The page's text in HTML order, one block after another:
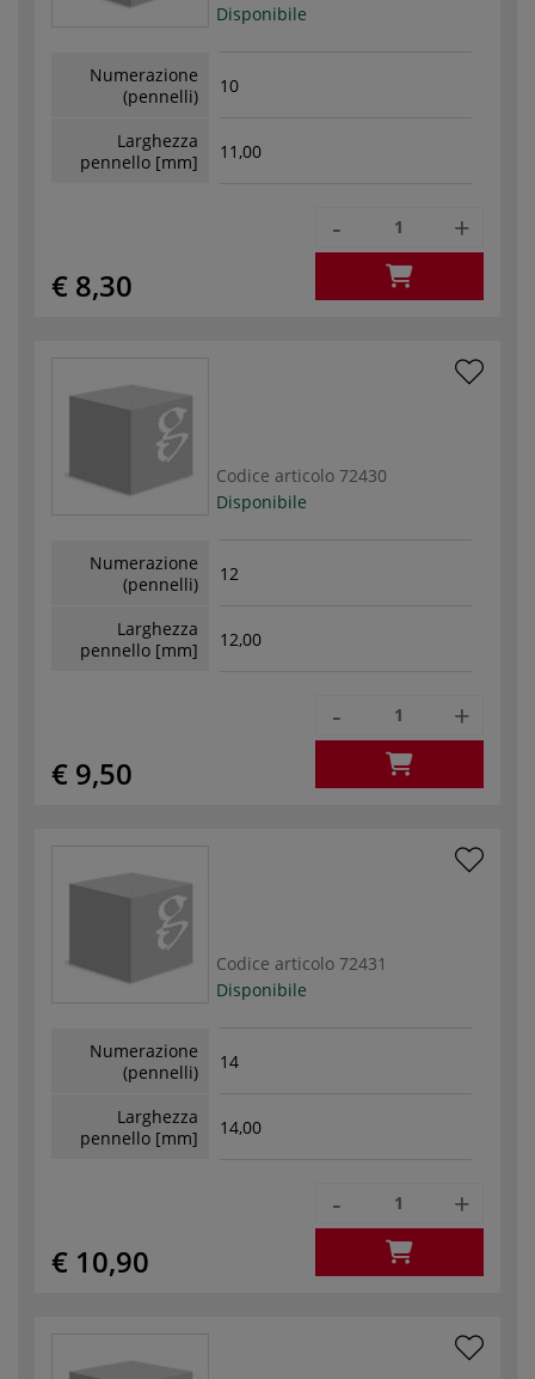
Disponibile
Numerazione
(pennelli)
10
Larghezza
pennello [mm]
11,00
€ 8,30
- +
Codice articolo 72430
Disponibile
Numerazione
(pennelli)
12
Larghezza
pennello [mm]
12,00
€ 9,50
- +
Codice articolo 72431
Disponibile
Numerazione
(pennelli)
14
Larghezza
pennello [mm]
14,00
€ 10,90
- +